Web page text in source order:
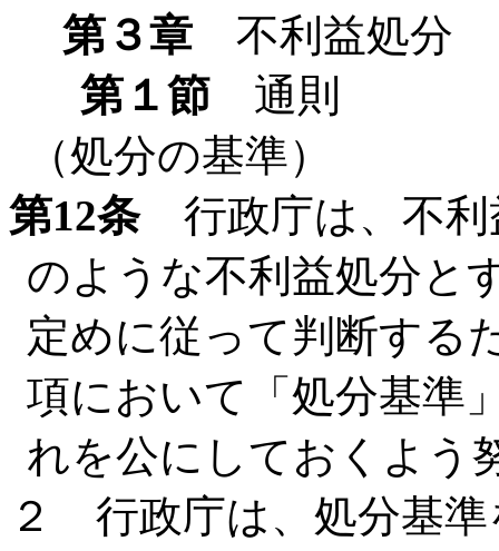
第３章 不利益処分
第１節 通則
（処分の基準）
第12条行政庁は、不利
のような不利益処分と
定めに従って判断する
項において「処分基準
れを公にしておくよう
２ 行政庁は、処分基